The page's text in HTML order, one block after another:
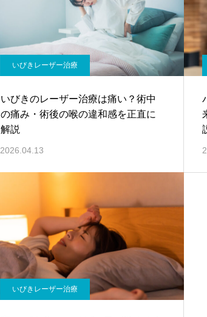
いびきレーザー治療
いびきのレーザー治療は痛い？術中
の痛み・術後の喉の違和感を正直に
解説
2026.04.13
いびきレーザー治療